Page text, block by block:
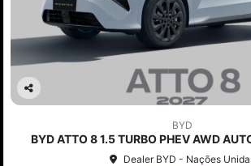
Co
lhe
BYD
BYD ATTO 8 1.5 TURBO PHEV AWD
Dealer BYD - Nações